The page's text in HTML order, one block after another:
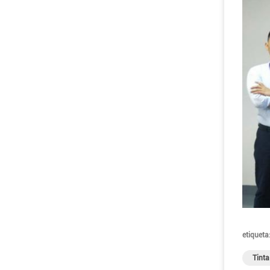
etiqueta: